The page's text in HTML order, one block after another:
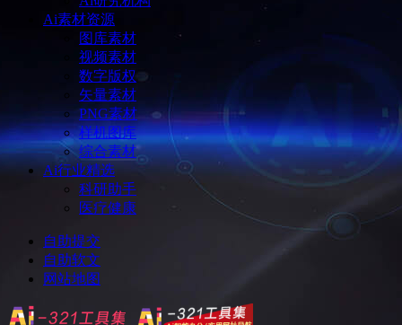
Ai素材资源
图库素材
视频素材
数字版权
矢量素材
PNG素材
样机图库
综合素材
Ai行业精选
科研助手
医疗健康
自助提交
自助软文
网站地图